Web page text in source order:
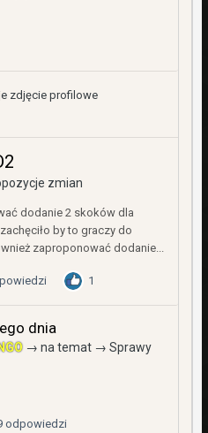
zdjęcie profilowe
zmian
dodanie 2 skoków dla
by to graczy do
zaproponować dodanie...
1
dnia
→ na temat → Sprawy
odpowiedzi